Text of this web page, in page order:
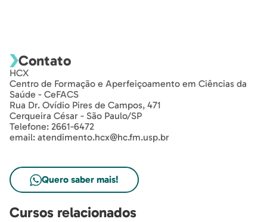
Contato
HCX
Centro de Formação e Aperfeiçoamento em Ciências da
Saúde - CeFACS
Rua Dr. Ovídio Pires de Campos, 471
Cerqueira César - São Paulo/SP
Telefone: 2661-6472
email: atendimento.hcx@hc.fm.usp.br
Quero saber mais!
Cursos relacionados